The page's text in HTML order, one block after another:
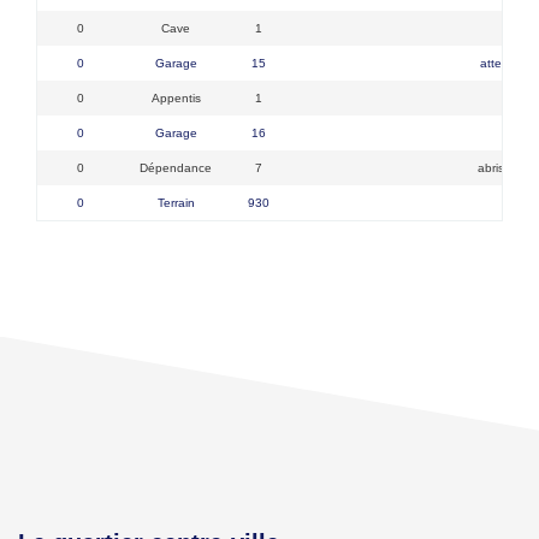
0 Cave 1
0 Garage 15 attenant,
0 Appentis 1
0 Garage 16
0 Dépendance 7 abris de
0 Terrain 930